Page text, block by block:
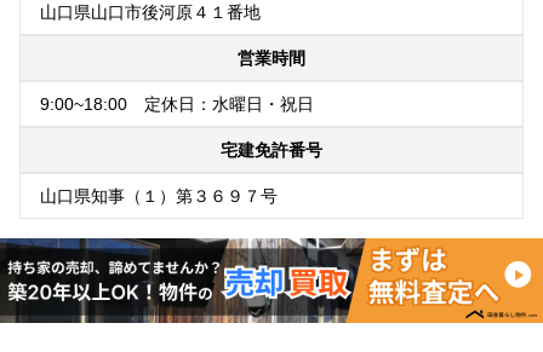
山口県山口市後河原４１番地
営業時間
9:00~18:00 定休日：水曜日・祝日
宅建免許番号
山口県知事（１）第３６９７号